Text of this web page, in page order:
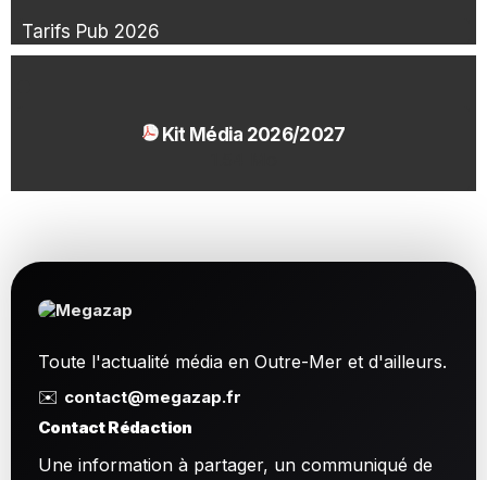
Tarifs Pub 2026
Kit Média 2026/2027
Toute l'actualité média en Outre-Mer et d'ailleurs.
✉️ contact@megazap.fr
Contact Rédaction
Une information à partager, un communiqué de